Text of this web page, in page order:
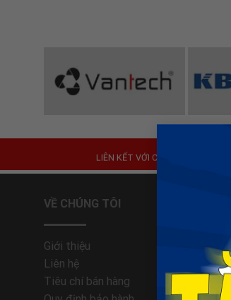
LIÊN KẾT VỚI CHÚNG
VỀ CHÚNG TÔI
Giới thiệu
Liên hệ
Tiêu chí bán hàng